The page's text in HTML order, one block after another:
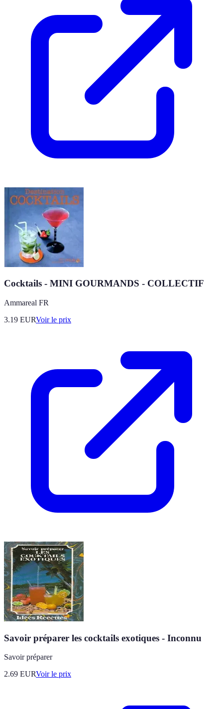
Cocktails - MINI GOURMANDS - COLLECTIF
Ammareal FR
3.19 EURVoir le prix
Savoir préparer les cocktails exotiques - Inconnu
Savoir préparer
2.69 EURVoir le prix